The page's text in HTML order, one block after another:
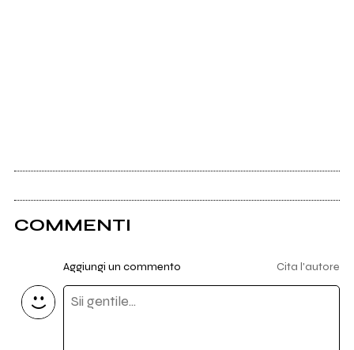
COMMENTI
Aggiungi un commento Cita l'autore